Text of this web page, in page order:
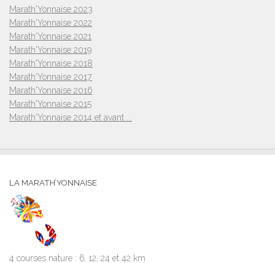
Marath'Yonnaise 2023
Marath'Yonnaise 2022
Marath'Yonnaise 2021
Marath'Yonnaise 2019
Marath'Yonnaise 2018
Marath'Yonnaise 2017
Marath'Yonnaise 2016
Marath'Yonnaise 2015
Marath'Yonnaise 2014 et avant ...
LA MARATH’YONNAISE
4 courses nature : 6, 12, 24 et 42 km